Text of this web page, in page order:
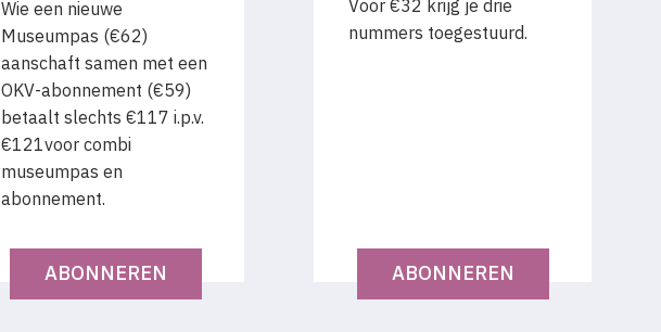
Wie een nieuwe
Museumpas (€62)
aanschaft samen met een
OKV-abonnement (€59)
betaalt slechts €117 i.p.v.
€121voor combi
museumpas en
abonnement.
ABONNEREN
Voor €32 krijg je drie
nummers toegestuurd.
ABONNEREN